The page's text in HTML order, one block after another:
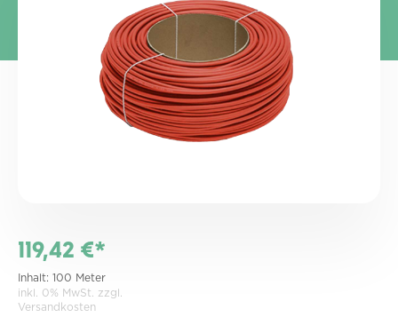
119,42 €*
Inhalt: 100 Meter
inkl. 0% MwSt. zzgl.
Versandkosten